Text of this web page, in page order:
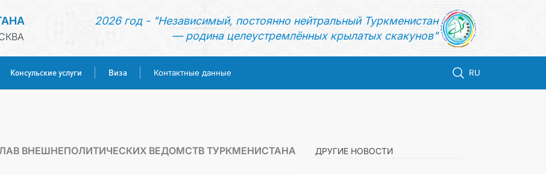
2026 год - "Независимый, постоянно нейтральный Туркменистан
— родина целеустремлённых крылатых скакунов"
Консульские услуги Виза Контактные данные RU
ВНЕШНЕПОЛИТИЧЕСКИХ ВЕДОМСТВ ТУРКМЕНИСТАНА
ДРУГИЕ НОВОСТИ